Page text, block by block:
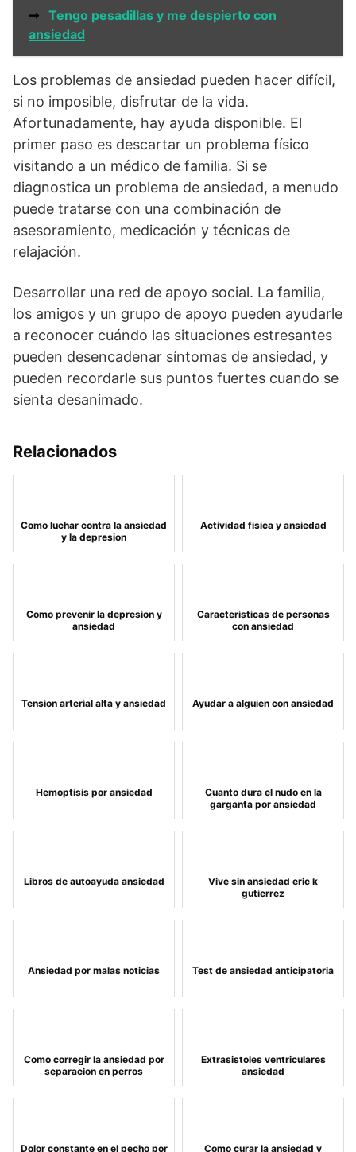
➞ Tengo pesadillas y me despierto con
ansiedad
Los problemas de ansiedad pueden hacer difícil,
si no imposible, disfrutar de la vida.
Afortunadamente, hay ayuda disponible. El
primer paso es descartar un problema físico
visitando a un médico de familia. Si se
diagnostica un problema de ansiedad, a menudo
puede tratarse con una combinación de
asesoramiento, medicación y técnicas de
relajación.
Desarrollar una red de apoyo social. La familia,
los amigos y un grupo de apoyo pueden ayudarle
a reconocer cuándo las situaciones estresantes
pueden desencadenar síntomas de ansiedad, y
pueden recordarle sus puntos fuertes cuando se
sienta desanimado.
Relacionados
Como luchar contra la ansiedad
y la depresion
Actividad fisica y ansiedad
Como prevenir la depresion y
ansiedad
Caracteristicas de personas
con ansiedad
Tension arterial alta y ansiedad Ayudar a alguien con ansiedad
Hemoptisis por ansiedad
Cuanto dura el nudo en la
garganta por ansiedad
Libros de autoayuda ansiedad
Vive sin ansiedad eric k
gutierrez
Ansiedad por malas noticias Test de ansiedad anticipatoria
Como corregir la ansiedad por
separacion en perros
Extrasistoles ventriculares
ansiedad
Dolor constante en el pecho por
Como curar la ansiedad y